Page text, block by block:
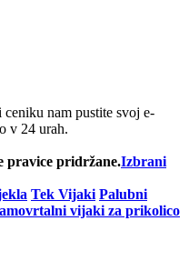
nam pustite svoj e-
v 24 urah.
pravice pridržane.Izbrani
Tek Vijaki Palubni
vijaki za prikolico